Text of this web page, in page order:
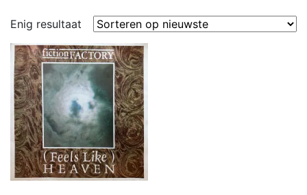
Enig resultaat